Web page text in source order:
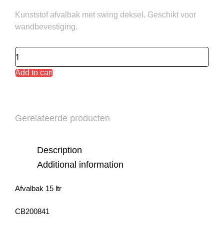
Kunststof afvalbak met swing deksel. Geschikt voor
wandbevestiging.
Add to cart
Gerelateerde producten
Description
Additional information
Afvalbak 15 ltr
CB200841